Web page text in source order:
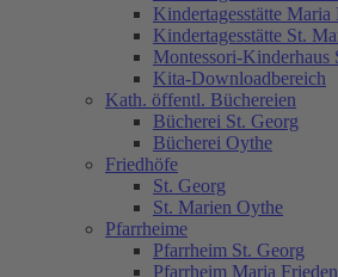
Kindertagesstätte Maria
Kindertagesstätte St.
Montessori-Kinderhaus
Kita-Downloadbereich
Kath. öffentl. Büchereien
Bücherei St. Georg
Bücherei Oythe
Friedhöfe
St. Georg
St. Marien Oythe
Pfarrheime
Pfarrheim St. Georg
Pfarrheim Maria Frieden